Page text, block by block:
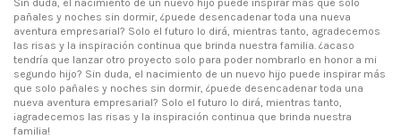
Sin duda, el nacimiento de un nuevo hijo puede inspirar más que solo
pañales y noches sin dormir, ¿puede desencadenar toda una nueva
aventura empresarial? Solo el futuro lo dirá, mientras tanto, agradecemos
las risas y la inspiración continua que brinda nuestra familia. ¿acaso
tendría que lanzar otro proyecto solo para poder nombrarlo en honor a mi
segundo hijo? Sin duda, el nacimiento de un nuevo hijo puede inspirar más
que solo pañales y noches sin dormir, ¿puede desencadenar toda una
nueva aventura empresarial? Solo el futuro lo dirá, mientras tanto,
¡agradecemos las risas y la inspiración continua que brinda nuestra
familia!